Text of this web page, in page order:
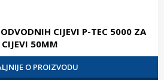
CIJEVI P-TEC 5000 ZA
CIJEVI 50MM
O PROIZVODU